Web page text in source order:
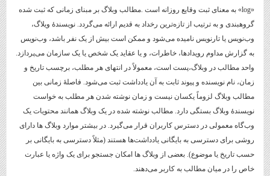
«log» به معنای ثبت وقایع روزانه است .مطالب وبلاگ بر مبنای زمانی که ثبت شده
گروهبندی و به ترتیب از تازه‌ترین رخداد به قدیم ارائه می‌گردد. نویسندهٔ ویلاگ،
وب‌نویس یا تارنویس نامیده می‌شود و ممکن است بیش از یک نفر باشد، وب‌نویس
به گزارش مداوم رویدادها، خاطرات، و یا عقاید یک شخص یا یک سازمان می‌پردازد.
واحد مطالب در وبلاگ،پست است، معمولاً در انتهای هر مطلب، برچسب تاریخ و
زمان، نام نویسنده و پیوند ثابت به آن یادداشت ثبت می‌شود. فاصلهٔ زمانی بین
مطالب وبلاگ لزوماً یکسان نیست و زمان نوشته ‌شدن هر مطلب به خواست
نویسندهٔ وبلاگ بستگی دارد. مطالب نوشته شده در یک وبلاگ همانند محتویات یک
وب‌گاه معمولی در دسترس کاربران قرار می‌گیرد. در بیشتر موارد وبلاگ ها دارای
روشی برای دسترسی به بایگانی یادداشت‌ها هستند (مثلاً دسترسی به بایگانی بر
حسب تاریخ یا موضوع). بعضی از وبلاگ ها امکان جستجو برای یک واژه یا عبارت
خاص را در میان مطالب به کاربر می‌دهند.